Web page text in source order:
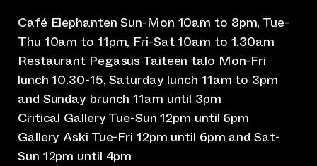
Café Elephanten Sun-Mon 10am to 8pm, Tue-
Thu 10am to 11pm, Fri-Sat 10am to 1.30am
Restaurant Pegasus Taiteen talo Mon-Fri
lunch 10.30-15, Saturday lunch 11am to 3pm
and Sunday brunch 11am until 3pm
Critical Gallery Tue-Sun 12pm until 6pm
Gallery Aski Tue-Fri 12pm until 6pm and Sat-
Sun 12pm until 4pm